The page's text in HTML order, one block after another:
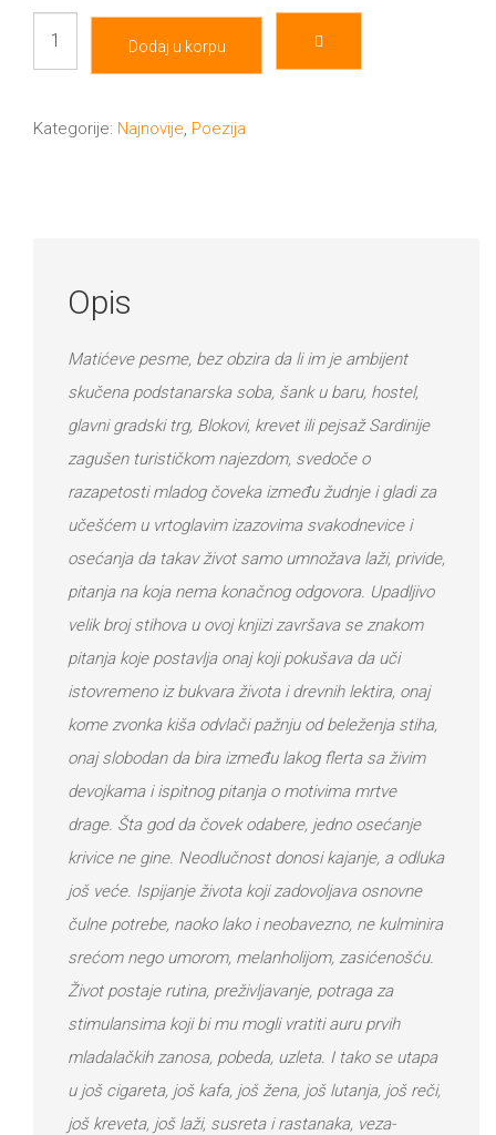
Death
Dodaj u korpu
Kategorije: Najnovije, Poezija
Opis
Matićeve pesme, bez obzira da li im je ambijent
skučena podstanarska soba, šank u baru, hostel,
glavni gradski trg, Blokovi, krevet ili pejsaž Sardinije
zagušen turističkom najezdom, svedoče o
razapetosti mladog čoveka između žudnje i gladi za
učešćem u vrtoglavim izazovima svakodnevice i
osećanja da takav život samo umnožava laži, privide,
pitanja na koja nema konačnog odgovora. Upadljivo
velik broj stihova u ovoj knjizi završava se znakom
pitanja koje postavlja onaj koji pokušava da uči
istovremeno iz bukvara života i drevnih lektira, onaj
kome zvonka kiša odvlači pažnju od beleženja stiha,
onaj slobodan da bira između lakog flerta sa živim
devojkama i ispitnog pitanja o motivima mrtve
drage. Šta god da čovek odabere, jedno osećanje
krivice ne gine. Neodlučnost donosi kajanje, a odluka
još veće. Ispijanje života koji zadovoljava osnovne
čulne potrebe, naoko lako i neobavezno, ne kulminira
srećom nego umorom, melanholijom, zasićenošću.
Život postaje rutina, preživljavanje, potraga za
stimulansima koji bi mu mogli vratiti auru prvih
mladalačkih zanosa, pobeda, uzleta. I tako se utapa
u još cigareta, još kafa, još žena, još lutanja, još reči,
još kreveta, još laži, susreta i rastanaka, veza-